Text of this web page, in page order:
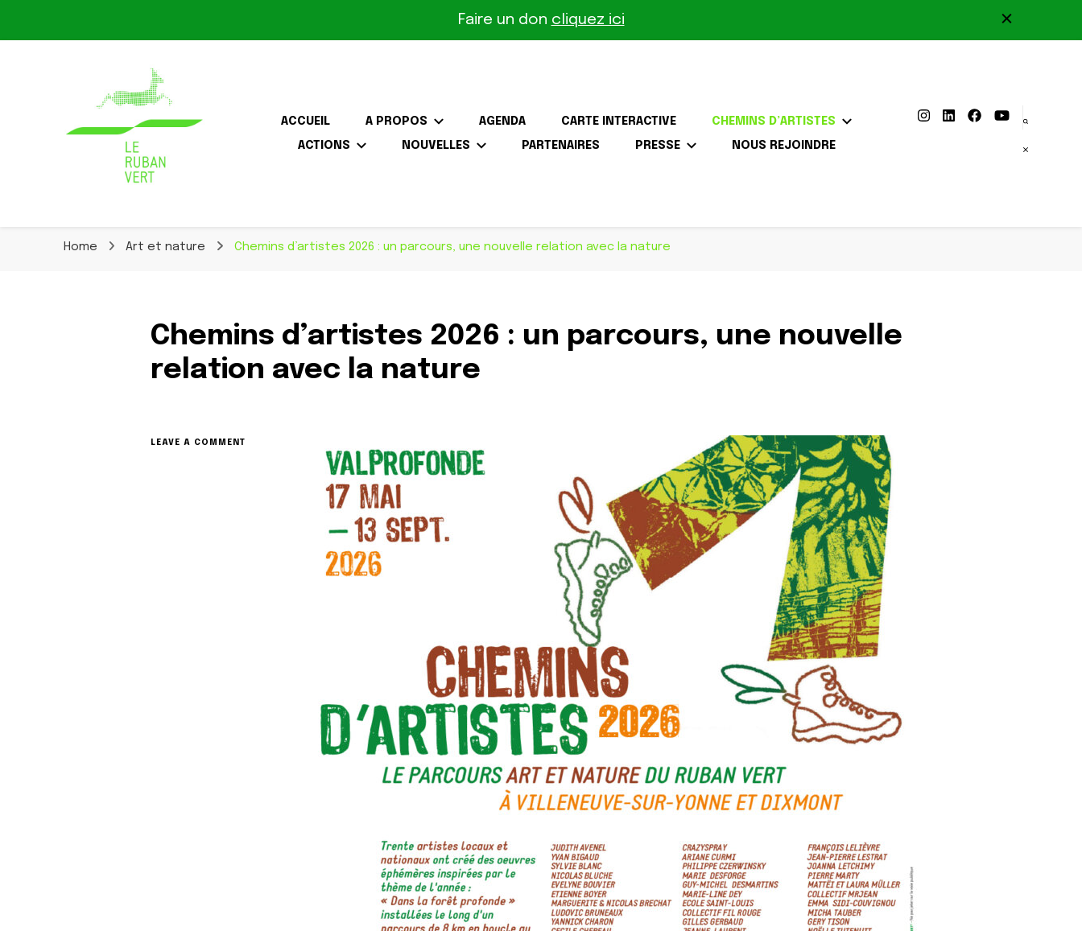
Faire un don cliquez ici
ACCUEIL A PROPOS AGENDA CARTE INTERACTIVE
CHEMINS D’ARTISTES
ACTIONS
NOUVELLES PARTENAIRES PRESSE NOUS REJOINDRE
Home Art et nature Chemins d’artistes 2026 : un parcours, une nouvelle relation avec la nature
Chemins d’artistes 2026 : un parcours, une nouvelle
relation avec la nature
LEAVE A COMMENT